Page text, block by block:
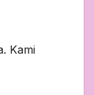
Kami